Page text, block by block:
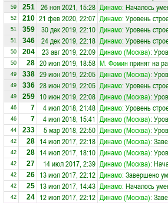
59 251 26 ноя 2021, 15:28 Динамо: Началось
52 210 21 фев 2020, 22:07 Динамо: Уровень
51 359 30 дек 2019, 22:10 Динамо: Уровень
51 346 24 дек 2019, 22:18 Динамо: Уровень
50 204 23 авг 2019, 22:09 Динамо (Москва):
50 28 20 июл 2019, 18:58 М. Фоминпринят на
49 338 29 июн 2019, 22:05 Динамо (Москва):
49 336 28 июн 2019, 22:05 Динамо: Уровень
49 259 10 июн 2019, 22:08 Динамо (Москва):
46 7 4 июл 2018, 21:48 Динамо: Уровень
46 7 4 июл 2018, 15:41 Динамо (Москва):
44 233 5 мар 2018, 22:50 Динамо (Москва):
42 28 14 июл 2017, 22:18 Динамо (Москва):
42 28 14 июл 2017, 18:10 Динамо (Москва):
42 27 14 июл 2017, 2:39 Динамо (Москва):
42 26 13 июл 2017, 22:12 Динамо: Завершено
42 25 13 июл 2017, 14:43 Динамо: Началось
42 24 12 июл 2017, 22:12 Динамо (Москва):